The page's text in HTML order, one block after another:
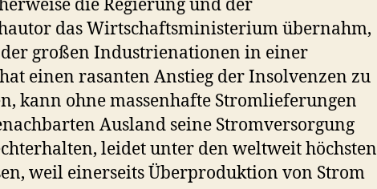
die Regierung und der
das Wirtschaftsministerium übernahm,
der großen Industrienationen in einer
einen rasanten Anstieg der Insolvenzen zu
kann ohne massenhafte Stromlieferungen
Ausland seine Stromversorgung
leidet unter den weltweit höchsten
weil einerseits Überproduktion von Strom